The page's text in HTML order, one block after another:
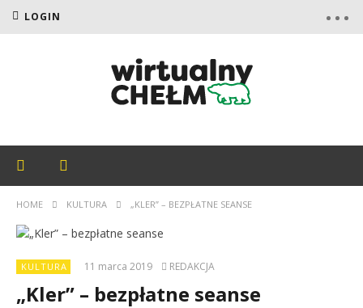
LOGIN
HOME KULTURA „KLER” – BEZPŁATNE SEANSE
KULTURA 11 marca 2019 REDAKCJA
„Kler” – bezpłatne seanse